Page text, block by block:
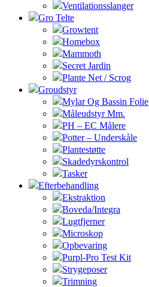
Ventilationsslanger
Gro Telte
Growtent
Homebox
Mammoth
Secret Jardin
Plante Net / Scrog
Groudstyr
Mylar Og Bassin Folie
Måleudstyr Mm.
PH – EC Målere
Potter – Underskåle
Plantestøtte
Skadedyrskontrol
Tasker
Efterbehandling
Ekstraktion
Boveda/Integra
Lugtfjerner
Microskop
Opbevaring
Purpl-Pro Test Kit
Strygeposer
Trimning